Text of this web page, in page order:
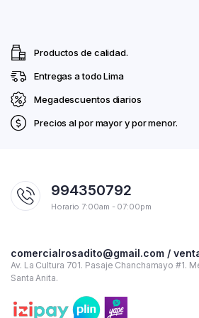
Productos de calidad.
Entregas a todo Lima
Megadescuentos diarios
Precios al por mayor y por menor.
994350792
Horario 7:00am - 07:00pm
comercialrosadito@gmail.com /
Av. La Cultura 701. Pasaje Chanchamayo #1.
Santa Anita.